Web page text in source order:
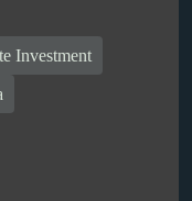
Investment